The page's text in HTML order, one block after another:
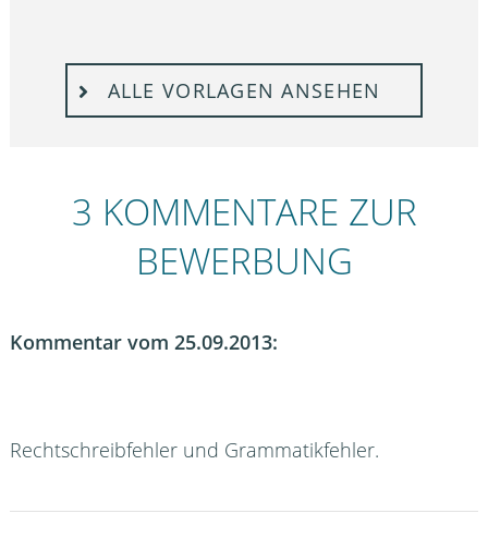
ALLE VORLAGEN ANSEHEN
3 KOMMENTARE ZUR
BEWERBUNG
Kommentar vom 25.09.2013:
Rechtschreibfehler und Grammatikfehler.